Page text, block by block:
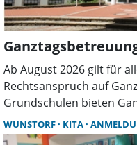
Ab August 2026 gilt für
Rechtsanspruch auf
Grundschulen bieten
müssen
vornehmen. Absagen
WUNSTORF KITA